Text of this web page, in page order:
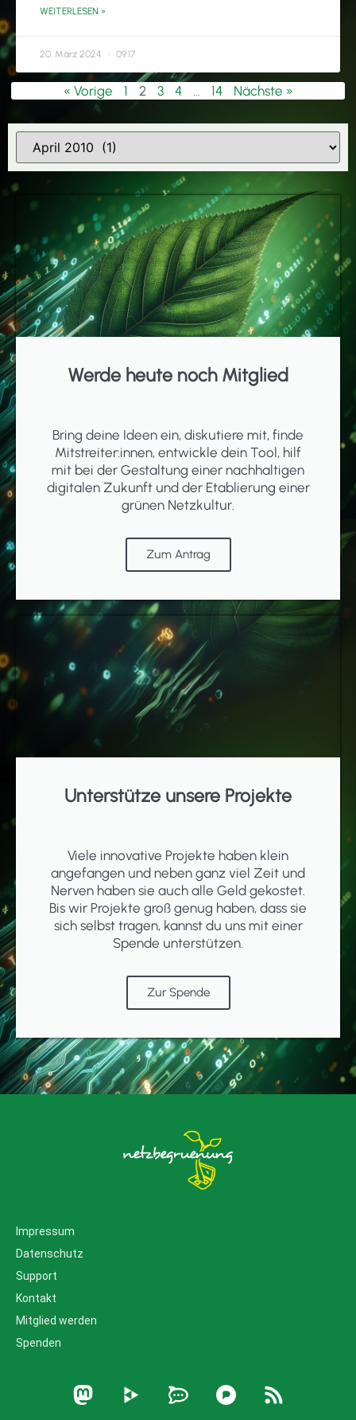
WEITERLESEN »
20. März 2024 09:17
« Vorige 1 2 3 4 14 Nächste »
Werde heute noch Mitglied
Bring deine Ideen ein, diskutiere mit, finde
Mitstreiter:innen, entwickle dein Tool, hilf
mit bei der Gestaltung einer nachhaltigen
digitalen Zukunft und der Etablierung einer
grünen Netzkultur.
Zum Antrag
Unterstütze unsere Projekte
Viele innovative Projekte haben klein
angefangen und neben ganz viel Zeit und
Nerven haben sie auch alle Geld gekostet.
Bis wir Projekte groß genug haben, dass sie
sich selbst tragen, kannst du uns mit einer
Spende unterstützen.
Zur Spende
Impressum
Datenschutz
Support
Kontakt
Mitglied werden
Spenden